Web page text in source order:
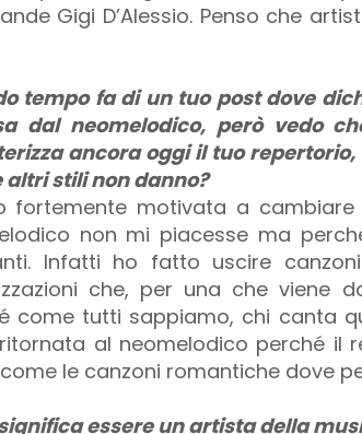
Gigi D’Alessio. Penso che
tempo fa di un tuo post dove
dal neomelodico, però vedo
ancora oggi il tuo
altri stili non danno?
fortemente motivata a
non mi piacesse ma
Infatti ho fatto uscire
che, per una che viene
come tutti sappiamo, chi canta
al neomelodico perché il
le canzoni romantiche dove
essere un artista della